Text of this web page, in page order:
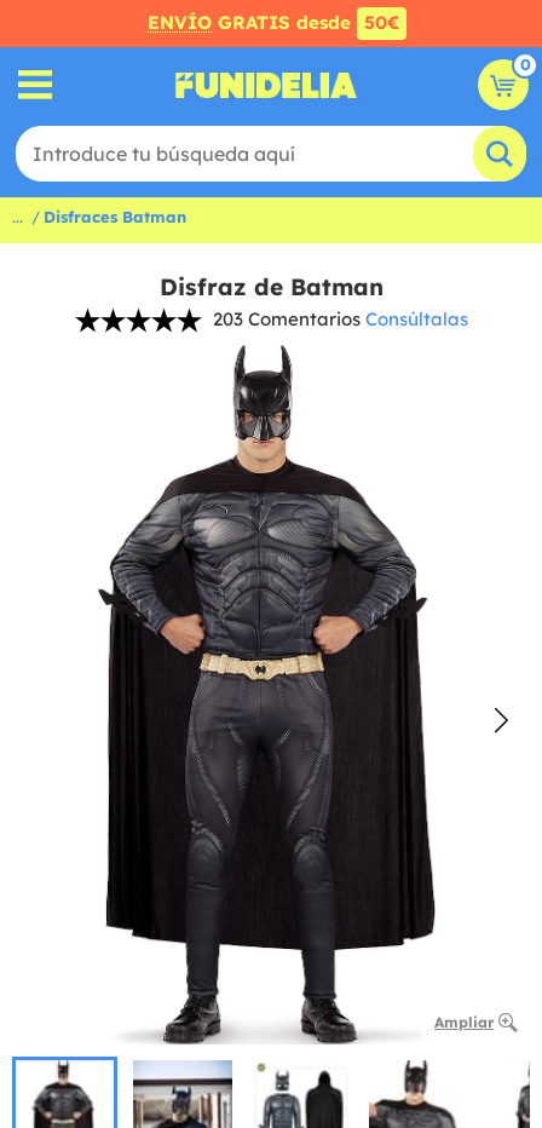
ENVÍO GRATIS desde 50€
0
... Disfraces Batman
Disfraz de Batman
203 Comentarios Consúltalas
Ampliar